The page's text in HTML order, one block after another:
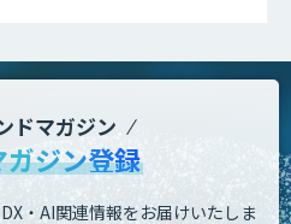
ドマガジン
ジン登録
・AI関連情報をお届けいたしま